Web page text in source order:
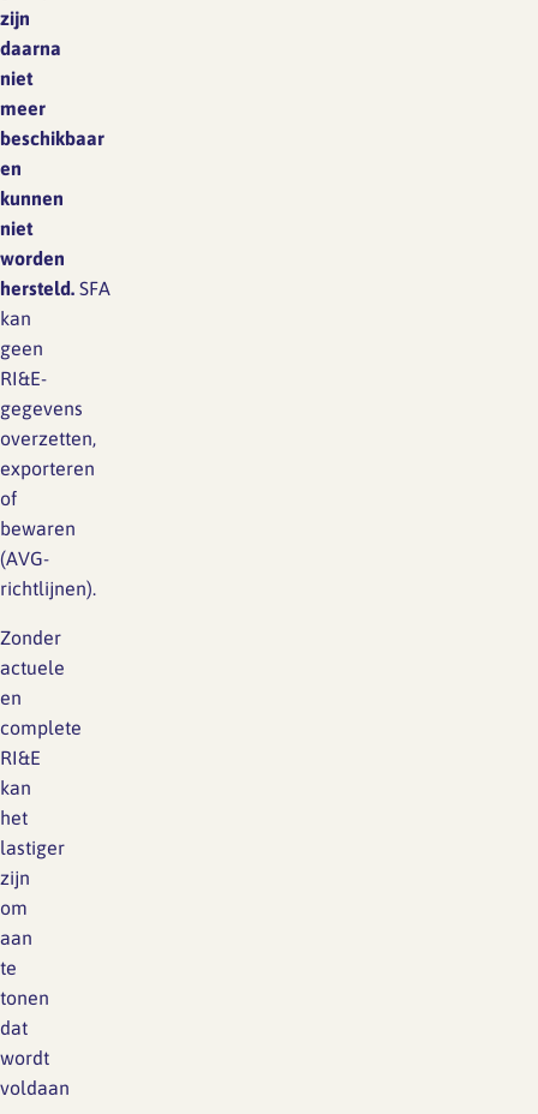
zijn
daarna
niet
meer
beschikbaar
en
kunnen
niet
worden
hersteld. SFA
kan
geen
RI&E-
gegevens
overzetten,
exporteren
of
bewaren
(AVG-
richtlijnen).
Zonder
actuele
en
complete
RI&E
kan
het
lastiger
zijn
om
aan
te
tonen
dat
wordt
voldaan